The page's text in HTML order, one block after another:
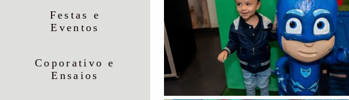
Festas e
Eventos
Coporativo e
Ensaios